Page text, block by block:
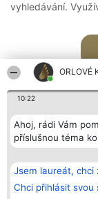
ORLOVÉ
10:22
Ahoj, rádi Vám
příslušnou téma
Jsem laureát, chci
Chci přihlásit svou
vyhledávání.
Bright Side Solutions sp. z
o. sp. k.
ul. Ruska 22
Wrocław 50-079